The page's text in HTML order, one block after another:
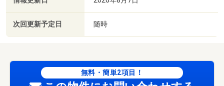
次回更新予定日 随時
無料・簡単2項目！